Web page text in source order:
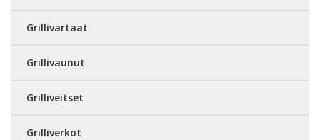
Grillivartaat
Grillivaunut
Grilliveitset
Grilliverkot